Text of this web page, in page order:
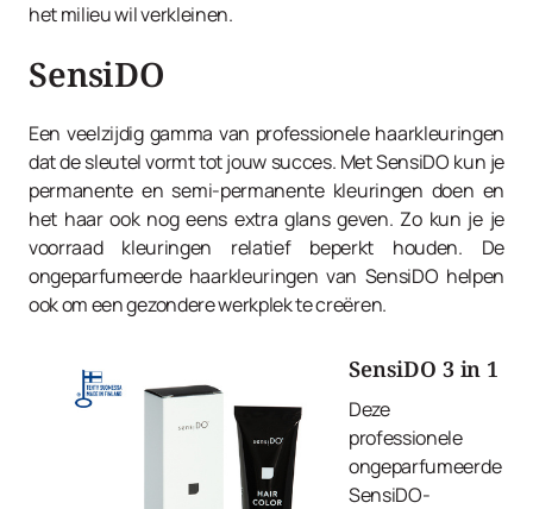
het milieu wil verkleinen.
SensiDO
Een veelzijdig gamma van professionele haarkleuringen
dat de sleutel vormt tot jouw succes. Met SensiDO kun je
permanente en semi-permanente kleuringen doen en
het haar ook nog eens extra glans geven. Zo kun je je
voorraad kleuringen relatief beperkt houden. De
ongeparfumeerde haarkleuringen van SensiDO helpen
ook om een gezondere werkplek te creëren.
SensiDO 3 in 1
Deze
professionele
ongeparfumeerde
SensiDO-